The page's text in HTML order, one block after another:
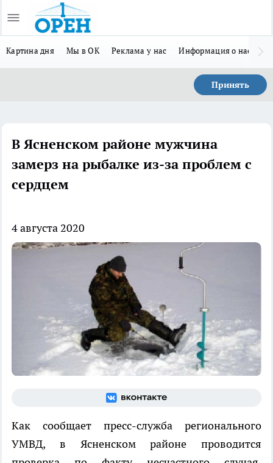
Картина дня Мы в ОК Реклама у нас Информация о нас
Принять
В Ясненском районе мужчина
замерз на рыбалке из-за проблем с
сердцем
4 августа 2020
Как сообщает пресс-служба регионального
УМВД, в Ясненском районе проводится